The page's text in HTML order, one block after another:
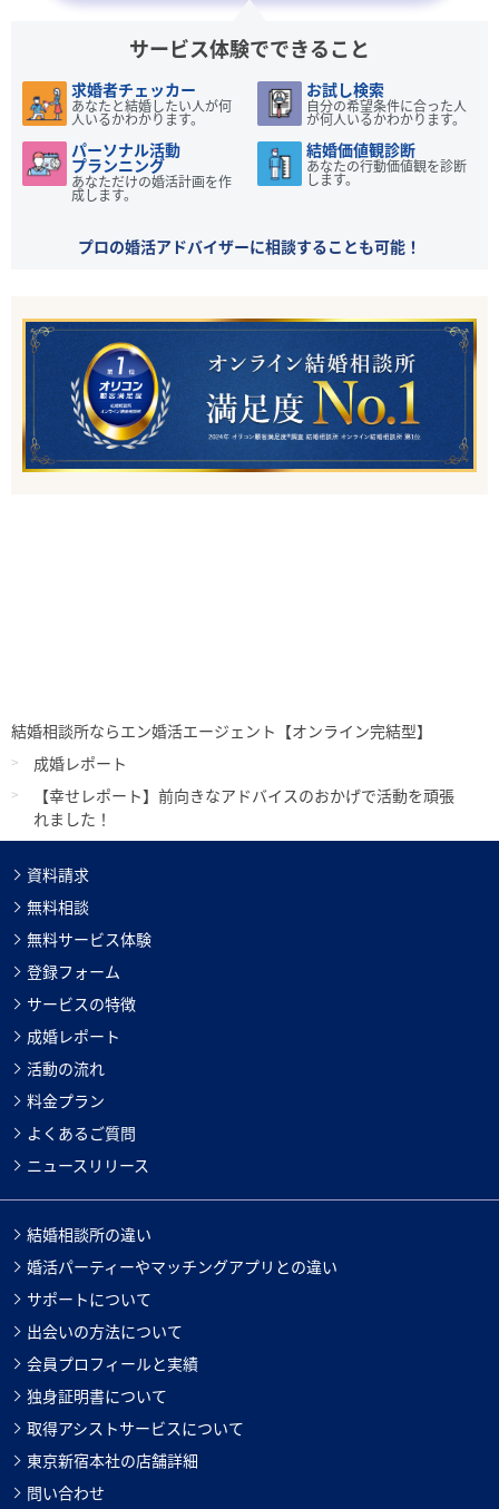
サービス体験でできること
求婚者チェッカー
あなたと結婚したい人が何
人いるかわかります。
お試し検索
自分の希望条件に合った人
が何人いるかわかります。
パーソナル活動
プランニング
あなただけの婚活計画を作
成します。
結婚価値観診断
あなたの行動価値観を診断
します。
プロの婚活アドバイザーに相談することも可能！
結婚相談所ならエン婚活エージェント【オンライン完結型】
成婚レポート
【幸せレポート】前向きなアドバイスのおかげで活動を頑張
れました！
資料請求
無料相談
無料サービス体験
登録フォーム
サービスの特徴
成婚レポート
活動の流れ
料金プラン
よくあるご質問
ニュースリリース
結婚相談所の違い
婚活パーティーやマッチングアプリとの違い
サポートについて
出会いの方法について
会員プロフィールと実績
独身証明書について
取得アシストサービスについて
東京新宿本社の店舗詳細
問い合わせ